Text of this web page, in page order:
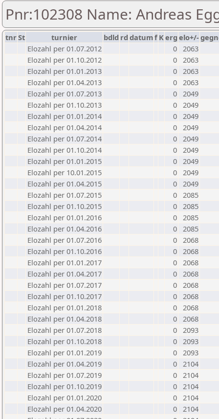
Pnr:102308 Name: Andreas
tnrSt turnier bdld rd datumf Kerg elo+/-
Elozahl per 01.07.2012
0 2063
Elozahl per 01.10.2012
0 2063
Elozahl per 01.01.2013
0 2063
Elozahl per 01.04.2013
0 2063
Elozahl per 01.07.2013
0 2049
Elozahl per 01.10.2013
0 2049
Elozahl per 01.01.2014
0 2049
Elozahl per 01.04.2014
0 2049
Elozahl per 01.07.2014
0 2049
Elozahl per 01.10.2014
0 2049
Elozahl per 01.01.2015
0 2049
Elozahl per 10.01.2015
0 2049
Elozahl per 01.04.2015
0 2049
Elozahl per 01.07.2015
0 2085
Elozahl per 01.10.2015
0 2085
Elozahl per 01.01.2016
0 2085
Elozahl per 01.04.2016
0 2085
Elozahl per 01.07.2016
0 2068
Elozahl per 01.10.2016
0 2068
Elozahl per 01.01.2017
0 2068
Elozahl per 01.04.2017
0 2068
Elozahl per 01.07.2017
0 2068
Elozahl per 01.10.2017
0 2068
Elozahl per 01.01.2018
0 2068
Elozahl per 01.04.2018
0 2068
Elozahl per 01.07.2018
0 2093
Elozahl per 01.10.2018
0 2093
Elozahl per 01.01.2019
0 2093
Elozahl per 01.04.2019
0 2104
Elozahl per 01.07.2019
0 2104
Elozahl per 01.10.2019
0 2104
Elozahl per 01.01.2020
0 2104
Elozahl per 01.04.2020
0 2104